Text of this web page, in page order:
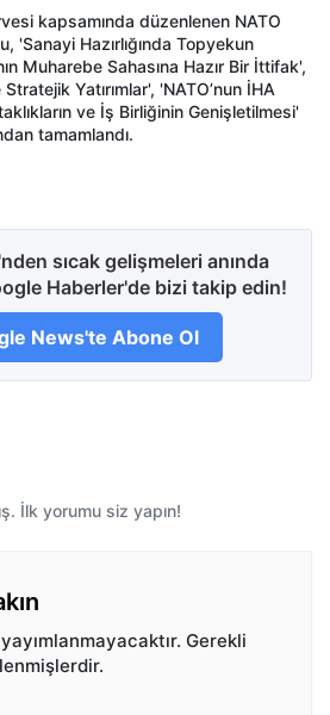
kapsamında düzenlenen NATO
'Sanayi Hazırlığında Topyekun
Muharebe Sahasına Hazır Bir İttifak',
Yatırımlar', 'NATO’nun İHA
ve İş Birliğinin Genişletilmesi'
tamamlandı.
sıcak gelişmeleri anında
Haberler'de bizi takip edin!
News'te Abone Ol
İlk yorumu siz yapın!
Gerekli